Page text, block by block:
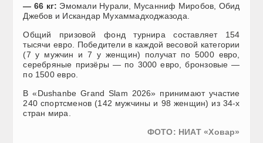
— 66 кг: Эмомали Нурали, Мусанниф Миробов, Обид
Джебов и Искандар Мухаммадходжазода.
Общий призовой фонд турнира составляет 154
тысячи евро. Победители в каждой весовой категории
(7 у мужчин и 7 у женщин) получат по 5000 евро,
серебряные призёры — по 3000 евро, бронзовые —
по 1500 евро.
В «Dushanbe Grand Slam 2026» принимают участие
240 спортсменов (142 мужчины и 98 женщин) из 34-х
стран мира.
ФОТО: НИАТ «Ховар»